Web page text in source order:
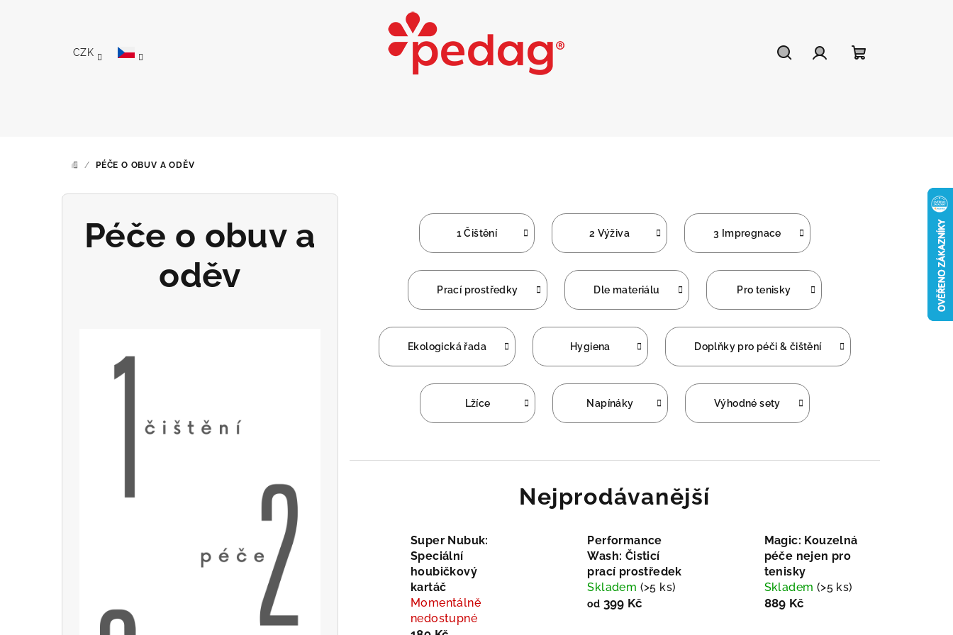
CZK
DOMŮ
/ PÉČE O OBUV A ODĚV
Péče o obuv a
oděv
1 Čištění 2 Výživa 3 Impregnace
Prací prostředky Dle materiálu Pro tenisky
Ekologická řada Hygiena Doplňky pro péči & čištění
Lžíce Napínáky Výhodné sety
Nejprodávanější
Super Nubuk:
Speciální
houbičkový
kartáč
Momentálně
nedostupné
Performance
Wash: Čisticí
prací prostředek
Skladem (>5 ks)
od 399 Kč
Magic: Kouzelná
péče nejen pro
tenisky
Skladem (>5 ks)
889 Kč